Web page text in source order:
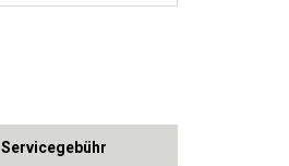
Servicegebühr